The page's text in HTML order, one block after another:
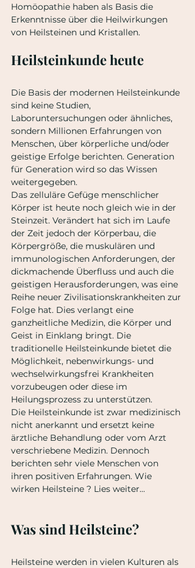
Homöopathie haben als Basis die
Erkenntnisse über die Heilwirkungen
von Heilsteinen und Kristallen.
Heilsteinkunde heute
Die Basis der modernen Heilsteinkunde
sind keine Studien,
Laboruntersuchungen oder ähnliches,
sondern Millionen Erfahrungen von
Menschen, über körperliche und/oder
geistige Erfolge berichten. Generation
für Generation wird so das Wissen
weitergegeben.
Das zelluläre Gefüge menschlicher
Körper ist heute noch gleich wie in der
Steinzeit. Verändert hat sich im Laufe
der Zeit jedoch der Körperbau, die
Körpergröße, die muskulären und
immunologischen Anforderungen, der
dickmachende Überfluss und auch die
geistigen Herausforderungen, was eine
Reihe neuer Zivilisationskrankheiten zur
Folge hat. Dies verlangt eine
ganzheitliche Medizin, die Körper und
Geist in Einklang bringt. Die
traditionelle Heilsteinkunde bietet die
Möglichkeit, nebenwirkungs- und
wechselwirkungsfrei Krankheiten
vorzubeugen oder diese im
Heilungsprozess zu unterstützen.
Die Heilsteinkunde ist zwar medizinisch
nicht anerkannt und ersetzt keine
ärztliche Behandlung oder vom Arzt
verschriebene Medizin. Dennoch
berichten sehr viele Menschen von
ihren positiven Erfahrungen. Wie
wirken Heilsteine ? Lies weiter...
Was sind Heilsteine?
Heilsteine werden in vielen Kulturen als